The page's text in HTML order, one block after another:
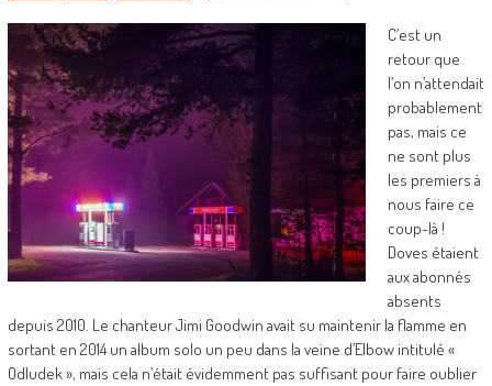
C’est un
retour que
l’on n’attendait
probablement
pas, mais ce
ne sont plus
les premiers à
nous faire ce
coup-là !
Doves étaient
aux abonnés
absents
depuis 2010. Le chanteur Jimi Goodwin avait su maintenir la flamme en
sortant en 2014 un album solo un peu dans la veine d’Elbow intitulé «
Odludek », mais cela n’était évidemment pas suffisant pour faire oublier